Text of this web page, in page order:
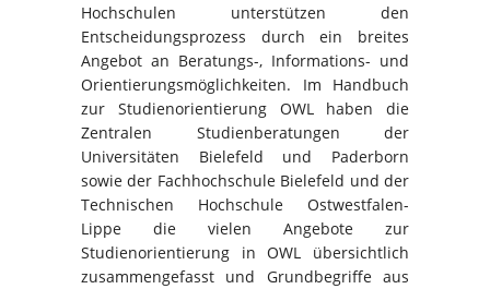
Hochschulen unterstützen den
Entscheidungsprozess durch ein breites
Angebot an Beratungs-, Informations- und
Orientierungsmöglichkeiten. Im Handbuch
zur Studienorientierung OWL haben die
Zentralen Studienberatungen der
Universitäten Bielefeld und Paderborn
sowie der Fachhochschule Bielefeld und der
Technischen Hochschule Ostwestfalen-
Lippe die vielen Angebote zur
Studienorientierung in OWL übersichtlich
zusammengefasst und Grundbegriffe aus